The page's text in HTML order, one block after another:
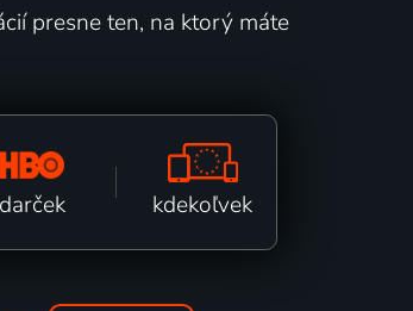
presne ten, na ktorý máte
darček kdekoľvek